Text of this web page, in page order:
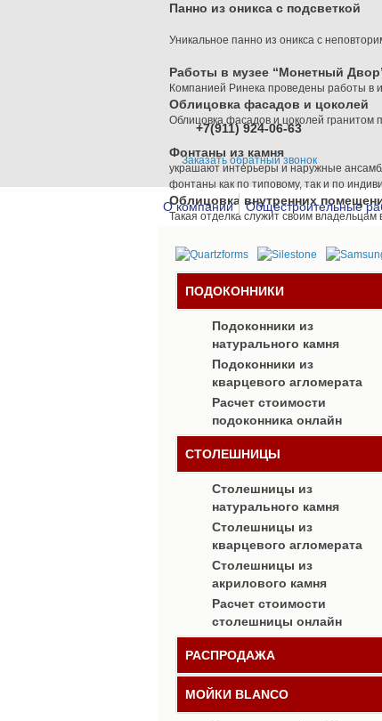
+7(911) 924-06-63
Заказать обратный звонок
Панно из оникса с подсветкой
Уникальное панно из оникса с
Работы в музее “Монетный
Компанией Ринека проведены работы в
Облицовка фасадов и цоколей
Облицовка фасадов и цоколей гранитом
Фонтаны из камня
украшают интерьеры и наружные
фонтаны как по типовому, так и по
Облицовка внутренних
Такая отделка служит своим владельцам
Любой натуральный камень является
Студия Ринека
Интерьер студии компании “Ринека”
Лестницы и крыльца из
Лестницы из натурального камня - это
О компании Общестроительные
ПОДОКОННИКИ
Подоконники из
натурального камня
Подоконники из
кварцевого агломерата
Расчет стоимости
подоконника онлайн
СТОЛЕШНИЦЫ
Столешницы из
натурального камня
Столешницы из
кварцевого агломерата
Столешницы из
акрилового камня
Расчет стоимости
столешницы онлайн
РАСПРОДАЖА
МОЙКИ BLANCO